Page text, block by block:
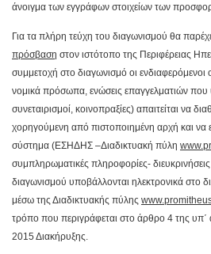
άνοιγμα των εγγράφων στοιχείων των
Για τα πλήρη τεύχη του διαγωνισμού θα
πρόσβαση στον ιστότοπο της Περιφέρειας
συμμετοχή στο διαγωνισμό οι ενδιαφερόμενοι
νομικά πρόσωπα, ενώσεις επαγγελματιών
συνεταιρισμοί, κοινοπραξίες) απαιτείται να
χορηγούμενη από πιστοποιημένη αρχή και να
σύστημα (ΕΣΗΔΗΣ –Διαδικτυακή πύλη www.
συμπληρωματικές πληροφορίες-
διαγωνισμού υποβάλλονται ηλεκτρονικά στο
μέσω της Διαδικτυακής πύλης www.
τρόπο που περιγράφεται στο άρθρο 4 της
2015 Διακήρυξης.